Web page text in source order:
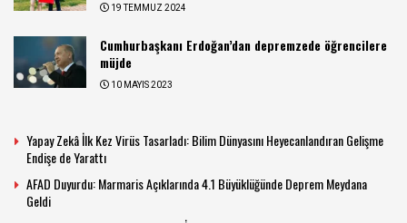
19 TEMMUZ 2024
Cumhurbaşkanı Erdoğan’dan depremzede öğrencilere
müjde
10 MAYIS 2023
Yapay Zekâ İlk Kez Virüs Tasarladı: Bilim Dünyasını Heyecanlandıran Gelişme
Endişe de Yarattı
AFAD Duyurdu: Marmaris Açıklarında 4.1 Büyüklüğünde Deprem Meydana
Geldi